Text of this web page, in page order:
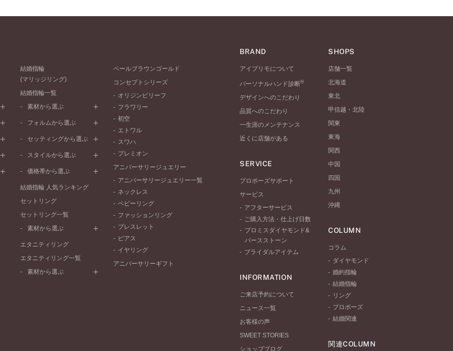
結婚指輪
(マリッジリング)
結婚指輪一覧
素材から選ぶ
プラチナ
ピンクゴールド
ペールブラウンゴールド
フォルムから選ぶ
ストレートライン
V字ライン
セッティングから選ぶ
プレーン
セベラルメレ
ラインメレ
スタイルから選ぶ
シンプル
モード
エレガント
ゴージャス
価格帯から選ぶ
50万円～
20万円～30万円
10万円～20万円
結婚指輪 人気ランキング
セットリング
セットリング一覧
素材から選ぶ
プラチナ
ペールブラウンゴールド
エタニティリング
エタニティリング一覧
素材から選ぶ
ペールブラウンゴールド
コンセプトシリーズ
オリジンビリーフ
フラワリー
初空
エトワル
スワハ
プレミオン
アニバーサリージュエリー
アニバーサリージュエリー一覧
ネックレス
ベビーリング
ファッションリング
ブレスレット
ピアス
イヤリング
アニバーサリーギフト
BRAND
アイプリモについて
パーソナルハンド診断®
デザインへのこだわり
品質へのこだわり
一生涯のメンテナンス
近くに店舗がある
SERVICE
プロポーズサポート
サービス
アフターサービス
ご購入方法・仕上げ日数
プロミスダイヤモンド&
バースストーン
ブライダルアイテム
INFORMATION
ご来店予約について
ニュース一覧
お客様の声
SWEET STORIES
ショップブログ
SHOPS
店舗一覧
北海道
東北
甲信越・北陸
関東
東海
関西
中国
四国
九州
沖縄
COLUMN
コラム
ダイヤモンド
婚約指輪
結婚指輪
リング
プロポーズ
結婚関連
関連COLUMN